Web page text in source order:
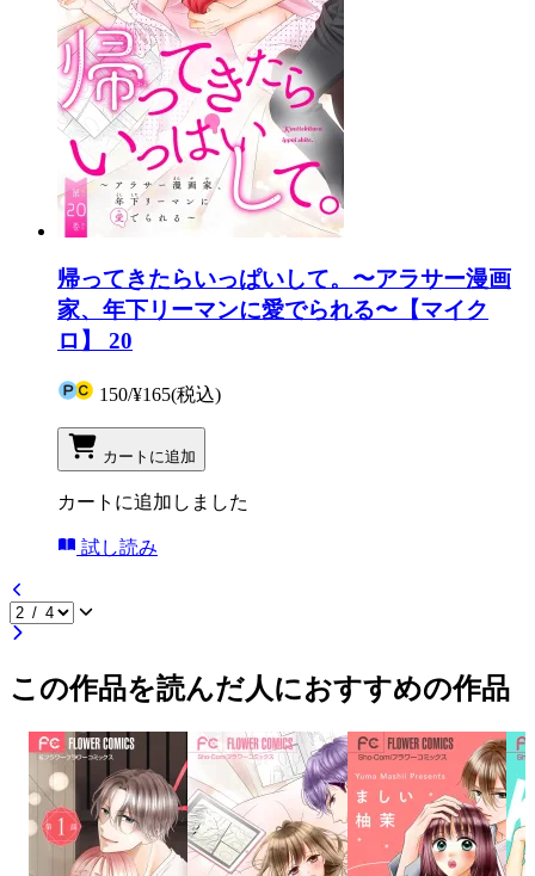
帰ってきたらいっぱいして。〜アラサー漫画
家、年下リーマンに愛でられる〜【マイク
ロ】 20
150/¥165(税込)
カートに追加
カートに追加しました
試し読み
この作品を読んだ人におすすめの作品